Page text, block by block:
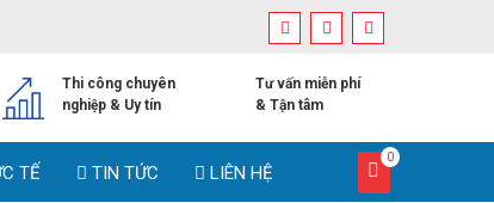
Thi công chuyên
nghiệp & Uy tín
Tư vấn miễn phí
& Tận tâm
TẾ TIN TỨC LIÊN HỆ
0